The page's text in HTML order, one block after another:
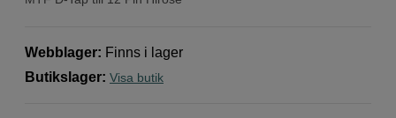
Webblager: Finns i lager
Butikslager: Visa butik